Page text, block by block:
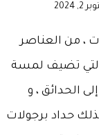
2, 2024
، من العناصر
التي تضيف لمسة
الحدائق ، و
حداد برجولات